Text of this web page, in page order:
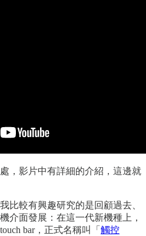
，影片中有詳細的介紹，這邊就
比較有興趣研究的是回顧過去、
介面發展：在這一代新機種上，
bar，正式名稱叫「 觸控